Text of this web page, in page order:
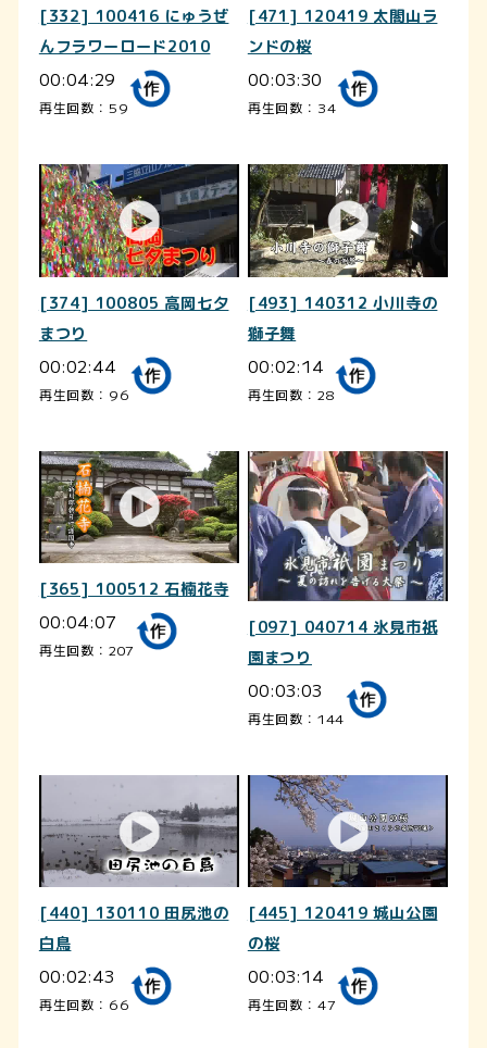
[332] 100416 にゅうぜ
んフラワーロード2010
00:04:29
再生回数：59
[471] 120419 太閤山ラ
ンドの桜
00:03:30
再生回数：34
[374] 100805 高岡七夕
まつり
00:02:44
再生回数：96
[493] 140312 小川寺の
獅子舞
00:02:14
再生回数：28
[365] 100512 石楠花寺
00:04:07
再生回数：207
[097] 040714 氷見市祇
園まつり
00:03:03
再生回数：144
[440] 130110 田尻池の
白鳥
00:02:43
再生回数：66
[445] 120419 城山公園
の桜
00:03:14
再生回数：47